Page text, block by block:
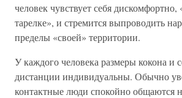
человек чувствует себя дискомфортно,
тарелке», и стремится выпроводить
пределы «своей» территории.
У каждого человека размеры кокона и
дистанции индивидуальны. Обычно
контактные люди спокойно общаются